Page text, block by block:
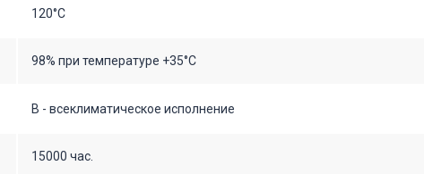
120°C
98% при температуре +35°С
В - всеклиматическое исполнение
15000 час.